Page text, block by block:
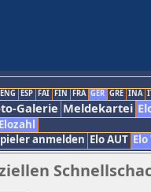
ENG ESP FAI FIN FRA GER GRE INA
Galerie Meldekartei
anmelden Elo AUT